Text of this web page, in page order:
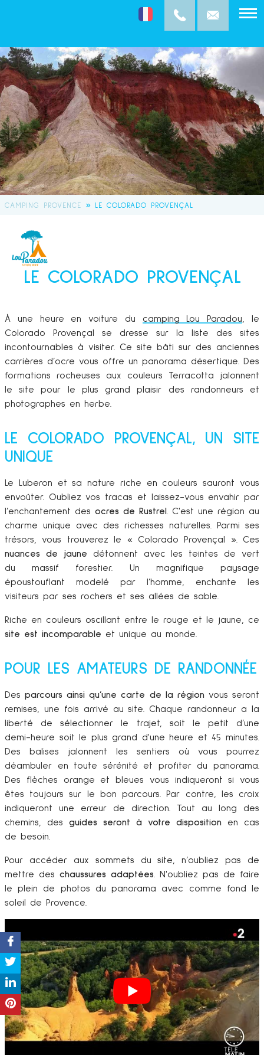
CAMPING PROVENCE » LE COLORADO PROVENÇAL
LE COLORADO PROVENÇAL
À une heure en voiture du camping Lou Paradou , le
Colorado Provençal se dresse sur la liste des sites
incontournables à visiter. Ce site bâti sur des anciennes
carrières d’ocre vous offre un panorama désertique. Des
formations rocheuses aux couleurs Terracotta jalonnent
le site pour le plus grand plaisir des randonneurs et
photographes en herbe.
LE COLORADO PROVENÇAL, UN SITE
UNIQUE
Le Luberon et sa nature riche en couleurs sauront vous
envoûter. Oubliez vos tracas et laissez-vous envahir par
l’enchantement des ocres de Rustrel
. C'est une région au
charme unique avec des richesses naturelles. Parmi ses
trésors, vous trouverez le « Colorado Provençal ». Ces
nuances de jaune détonnent avec les teintes de vert
du massif forestier. Un magnifique paysage
époustouflant modelé par l’homme, enchante les
visiteurs par ses rochers et ses allées de sable.
Riche en couleurs oscillant entre le rouge et le jaune, ce
site est incomparable et unique au monde.
POUR LES AMATEURS DE RANDONNÉE
Desparcours ainsi qu’une carte de la régionvous seront
remises, une fois arrivé au site. Chaque randonneur a la
liberté de sélectionner le trajet, soit le petit d’une
demi-heure soit le plus grand d'une heure et 45 minutes.
Des balises jalonnent les sentiers où vous pourrez
déambuler en toute sérénité et profiter du panorama.
Des flèches orange et bleues vous indiqueront si vous
êtes toujours sur le bon parcours. Par contre, les croix
indiqueront une erreur de direction. Tout au long des
chemins, des guides seront à votre disposition en cas
de besoin.
Pour accéder aux sommets du site, n’oubliez pas de
mettre des chaussures adaptées . N'oubliez pas de faire
le plein de photos du panorama avec comme fond le
soleil de Provence.